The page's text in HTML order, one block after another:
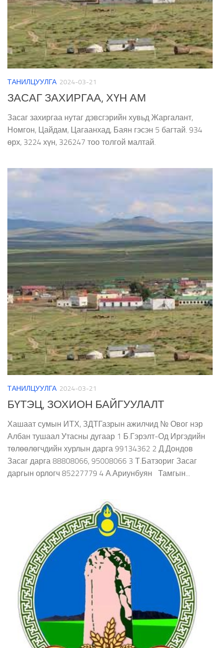
ТАНИЛЦУУЛГА 2024-03-21
ЗАСАГ ЗАХИРГАА, ХҮН АМ
Засаг захиргаа нутаг дэвсгэрийн хувьд Жаргалант,
Номгон, Цайдам, Цагаанхад, Баян гэсэн 5 багтай. 934
өрх, 3224 хүн, 326247 тоо толгой малтай.
ТАНИЛЦУУЛГА 2024-03-21
БҮТЭЦ, ЗОХИОН БАЙГУУЛАЛТ
Хашаат сумын ИТХ, ЗДТГазрын ажилчид № Овог нэр
Албан тушаал Утасны дугаар 1 Б.Гэрэлт-Од Иргэдийн
төлөөлөгчдийн хурлын дарга 99134362 2 Д.Дондов
Засаг дарга 88808066, 95008066 3 Т.Батзориг Засаг
даргын орлогч 85227779 4 А.Ариунбуян Тамгын...